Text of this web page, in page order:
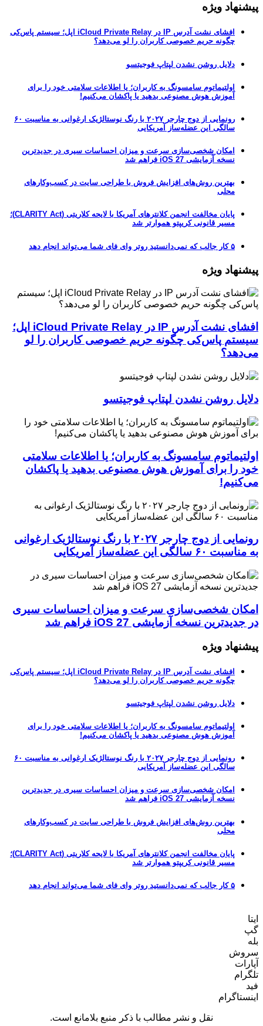
پیشنهاد ویژه
افشای نشت آدرس IP در iCloud Private Relay اپل؛ سیستم پاس‌کی
چگونه حریم خصوصی کاربران را لو می‌دهد؟
دلایل روشن نشدن لپتاپ فوجیتسو
اولتیماتوم سامسونگ به کاربران؛ یا اطلاعات سلامتی خود را برای
آموزش هوش مصنوعی بدهید یا پاکشان می‌کنیم!
رونمایی از دوج چارجر ۲۰۲۷ با رنگ نوستالژیک ارغوانی به مناسبت ۶۰
سالگی این عضله‌ساز آمریکایی
امکان شخصی‌سازی سرعت و میزان احساسات سیری در جدیدترین
نسخه آزمایشی iOS 27 فراهم شد
بهترین روش‌های افزایش فروش با طراحی سایت در کسب‌وکارهای
محلی
پایان مخالفت انجمن کلانترهای آمریکا با لایحه کلاریتی (CLARITY Act)؛
مسیر قانونی کریپتو هموارتر شد
۵ کار جالب که نمی‌دانستید روتر وای فای شما می‌تواند انجام دهد
پیشنهاد ویژه
افشای نشت آدرس IP در iCloud Private Relay اپل؛
سیستم پاس‌کی چگونه حریم خصوصی کاربران را لو
می‌دهد؟
دلایل روشن نشدن لپتاپ فوجیتسو
اولتیماتوم سامسونگ به کاربران؛ یا اطلاعات سلامتی
خود را برای آموزش هوش مصنوعی بدهید یا پاکشان
می‌کنیم!
رونمایی از دوج چارجر ۲۰۲۷ با رنگ نوستالژیک ارغوانی
به مناسبت ۶۰ سالگی این عضله‌ساز آمریکایی
امکان شخصی‌سازی سرعت و میزان احساسات سیری
در جدیدترین نسخه آزمایشی iOS 27 فراهم شد
پیشنهاد ویژه
افشای نشت آدرس IP در iCloud Private Relay اپل؛ سیستم پاس‌کی
چگونه حریم خصوصی کاربران را لو می‌دهد؟
دلایل روشن نشدن لپتاپ فوجیتسو
اولتیماتوم سامسونگ به کاربران؛ یا اطلاعات سلامتی خود را برای
آموزش هوش مصنوعی بدهید یا پاکشان می‌کنیم!
رونمایی از دوج چارجر ۲۰۲۷ با رنگ نوستالژیک ارغوانی به مناسبت ۶۰
سالگی این عضله‌ساز آمریکایی
امکان شخصی‌سازی سرعت و میزان احساسات سیری در جدیدترین
نسخه آزمایشی iOS 27 فراهم شد
بهترین روش‌های افزایش فروش با طراحی سایت در کسب‌وکارهای
محلی
پایان مخالفت انجمن کلانترهای آمریکا با لایحه کلاریتی (CLARITY Act)؛
مسیر قانونی کریپتو هموارتر شد
۵ کار جالب که نمی‌دانستید روتر وای فای شما می‌تواند انجام دهد
ایتا
گپ
بله
سروش
آپارات
تلگرام
فید
اینستاگرام
نقل و نشر مطالب با ذکر منبع بلامانع است.